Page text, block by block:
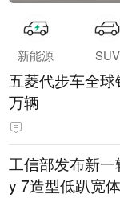
新能源 SUV
五菱代步车全
万辆
工信部发布新
y 7造型低趴宽体